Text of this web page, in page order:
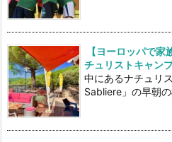
【ヨーロッパで
チュリストキャン
中にあるナチュリ
Sabliere」の早朝